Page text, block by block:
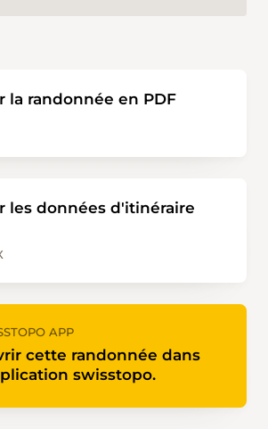
la randonnée en PDF
les données d'itinéraire
APP
cette randonnée dans
swisstopo.